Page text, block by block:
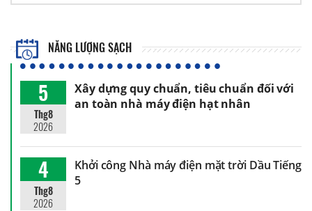
NĂNG LƯỢNG SẠCH
5
Thg8
2026
Xây dựng quy chuẩn, tiêu chuẩn đối với
an toàn nhà máy điện hạt nhân
4
Thg8
2026
Khởi công Nhà máy điện mặt trời Dầu Tiếng
5